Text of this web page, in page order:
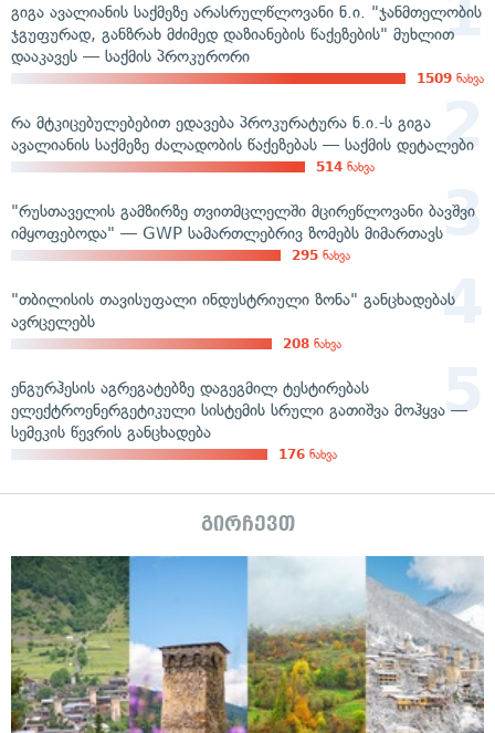
გიგა ავალიანის საქმეზე არასრულწლოვანი ნ.ი. "ჯანმთელობის
ჯგუფურად, განზრახ მძიმედ დაზიანების წაქეზების" მუხლით
დააკავეს — საქმის პროკურორი
1509 ნახვა
რა მტკიცებულებებით ედავება პროკურატურა ნ.ი.-ს გიგა
ავალიანის საქმეზე ძალადობის წაქეზებას — საქმის დეტალები
514 ნახვა
"რუსთაველის გამზირზე თვითმცლელში მცირეწლოვანი ბავშვი
იმყოფებოდა" — GWP სამართლებრივ ზომებს მიმართავს
295 ნახვა
"თბილისის თავისუფალი ინდუსტრიული ზონა" განცხადებას
ავრცელებს
208 ნახვა
ენგურჰესის აგრეგატებზე დაგეგმილ ტესტირებას
ელექტროენერგეტიკული სისტემის სრული გათიშვა მოჰყვა —
სემეკის წევრის განცხადება
176 ნახვა
გირჩევთ